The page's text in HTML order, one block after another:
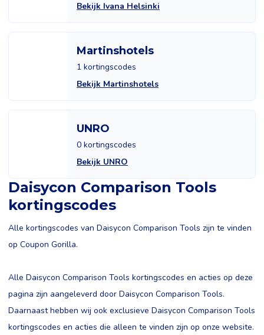
Bekijk Ivana Helsinki
Martinshotels
1 kortingscodes
Bekijk Martinshotels
UNRO
0 kortingscodes
Bekijk UNRO
Daisycon Comparison Tools
kortingscodes
Alle kortingscodes van Daisycon Comparison Tools zijn te vinden
op Coupon Gorilla.
Alle Daisycon Comparison Tools kortingscodes en acties op deze
pagina zijn aangeleverd door Daisycon Comparison Tools.
Daarnaast hebben wij ook exclusieve Daisycon Comparison Tools
kortingscodes en acties die alleen te vinden zijn op onze website.